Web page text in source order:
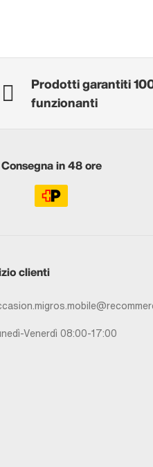
Prodotti garantiti
funzionanti
Consegna in 48 ore
clienti
Venerdì 08:00-17:00